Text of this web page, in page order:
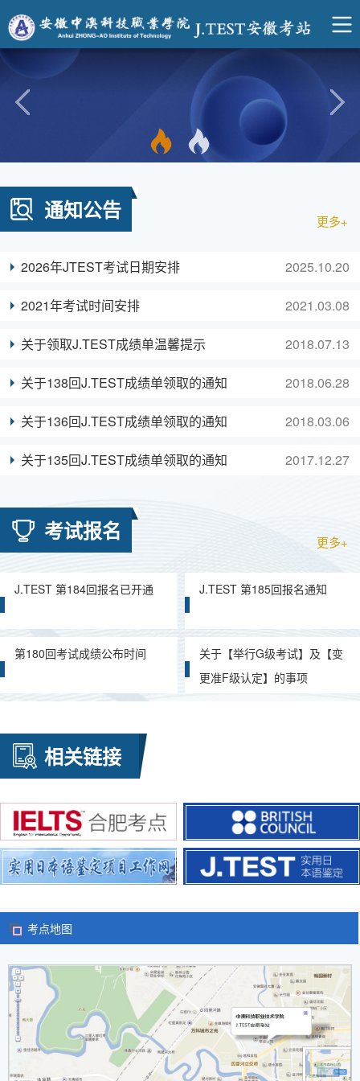
通知公告 更多+
2026年JTEST考试日期安排 2025.10.20
2021年考试时间安排 2021.03.08
关于领取J.TEST成绩单温馨提示 2018.07.13
关于138回J.TEST成绩单领取的通知 2018.06.28
关于136回J.TEST成绩单领取的通知 2018.03.06
关于135回J.TEST成绩单领取的通知 2017.12.27
考试报名 更多+
J.TEST 第184回报名已开通 J.TEST 第185回报名通知
第180回考试成绩公布时间
关于【举行G级考试】及【变
更准F级认定】的事项
相关链接
考点地图